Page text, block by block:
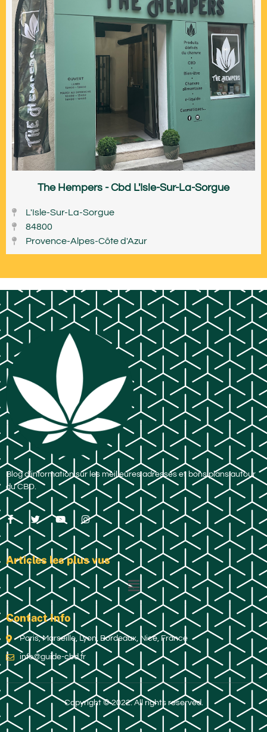
The Hempers - Cbd L'Isle-Sur-La-Sorgue
L'Isle-Sur-La-Sorgue
84800
Provence-Alpes-Côte d'Azur
Blog d’information sur les meilleures adresses et bons plans autour
du CBD.
Articles les plus vus
Contact Info
Paris, Marseille, Lyon, Bordeaux, Nice, France
info@guide-cbd.fr
Copyright © 2022. All rights reserved.